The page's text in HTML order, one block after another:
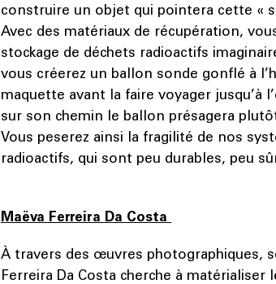
construire un objet qui pointera cette «
Avec des matériaux de récupération,
stockage de déchets radioactifs
vous créerez un ballon sonde gonflé à
maquette avant la faire voyager jusqu’à
sur son chemin le ballon présagera
Vous peserez ainsi la fragilité de nos
radioactifs, qui sont peu durables, peu
Maëva Ferreira Da Costa
À travers des œuvres photographiques,
Ferreira Da Costa cherche à